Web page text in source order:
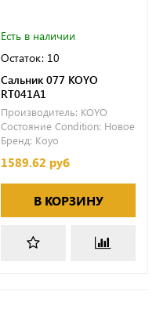
Есть в наличии
Остаток: 10
Сальник 077 KOYO
RT041A1
Производитель: KOYO
Состояние Condition: Новое
Бренд: Koyo
1589.62 руб
В КОРЗИНУ